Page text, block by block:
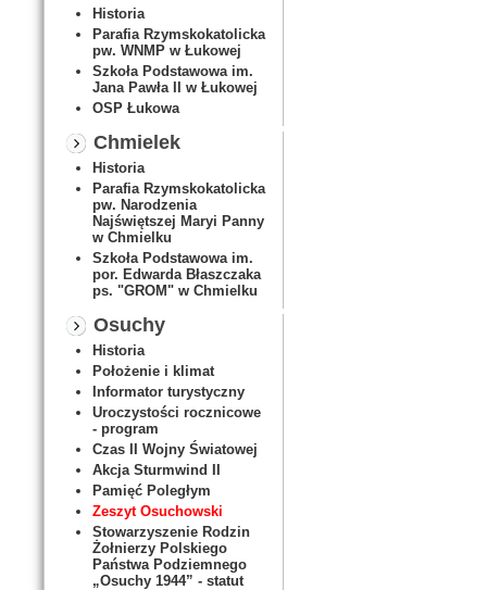
Historia
Parafia Rzymskokatolicka
pw. WNMP w Łukowej
Szkoła Podstawowa im.
Jana Pawła II w Łukowej
OSP Łukowa
Chmielek
Historia
Parafia Rzymskokatolicka
pw. Narodzenia
Najświętszej Maryi Panny
w Chmielku
Szkoła Podstawowa im.
por. Edwarda Błaszczaka
ps. "GROM" w Chmielku
Osuchy
Historia
Położenie i klimat
Informator turystyczny
Uroczystości rocznicowe
- program
Czas II Wojny Światowej
Akcja Sturmwind II
Pamięć Poległym
Zeszyt Osuchowski
Stowarzyszenie Rodzin
Żołnierzy Polskiego
Państwa Podziemnego
„Osuchy 1944” - statut